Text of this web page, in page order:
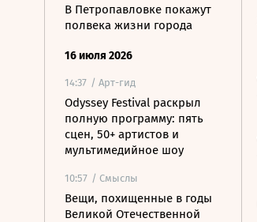
В Петропавловке покажут
полвека жизни города
16 июля 2026
14:37 / Арт-гид
Odyssey Festival раскрыл
полную программу: пять
сцен, 50+ артистов и
мультимедийное шоу
10:57 / Смыслы
Вещи, похищенные в годы
Великой Отечественной